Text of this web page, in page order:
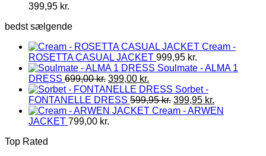
399,95 kr.
bedst sælgende
Cream -
ROSETTA CASUAL JACKET 999,95 kr.
Soulmate - ALMA 1
DRESS 699,00kr. Den
oprindelige
pris
var:
399,00 kr.
aktuelle
pris
er:
Sorbet -
FONTANELLE DRESS 599,95kr. Den
oprindelige
399,95 kr.
aktuelle
Cream - ARWEN
JACKET 799,00 kr.
Top Rated